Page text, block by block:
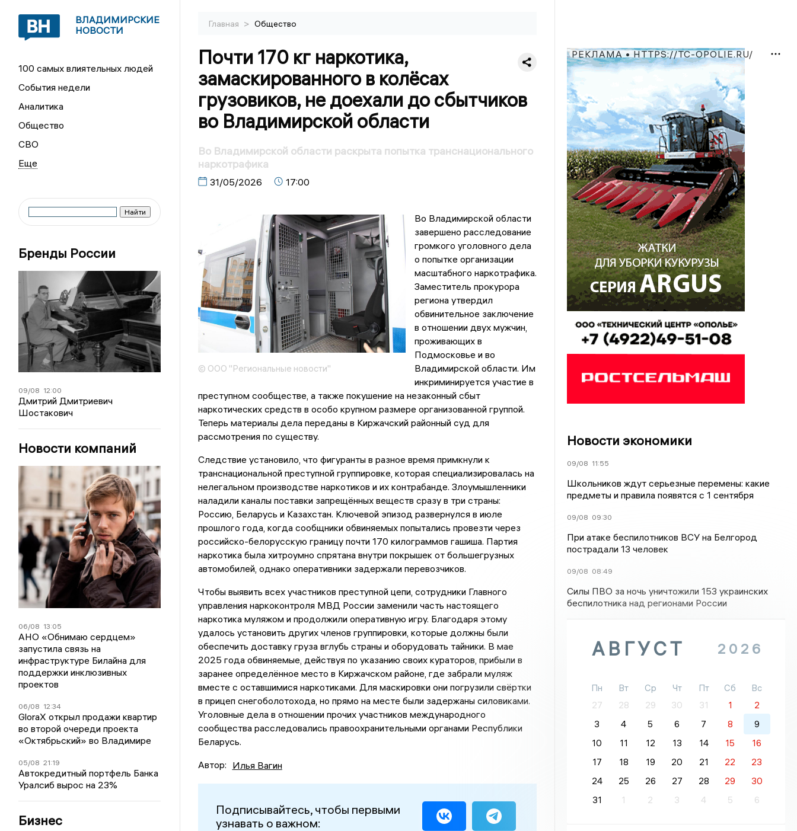
ВЛАДИМИРСКИЕ
НОВОСТИ
100 самых влиятельных людей
События недели
Аналитика
Общество
СВО
Бренды России
09/08 12:00
Дмитрий Дмитриевич
Шостакович
Новости компаний
06/08 13:05
АНО «Обнимаю сердцем»
запустила связь на
инфраструктуре Билайна для
поддержки инклюзивных
проектов
06/08 12:34
GloraX открыл продажи квартир
во второй очереди проекта
«Октябрьский» во Владимире
05/08 21:19
Автокредитный портфель Банка
Уралсиб вырос на 23%
Бизнес
Главная > Общество
Почти 170 кг наркотика,
замаскированного в колёсах
грузовиков, не доехали до сбытчиков
во Владимирской области
Во Владимирской области раскрыта попытка транснационального
наркотрафика
31/05/2026 17:00
© ООО "Региональные новости"
Во Владимирской области
завершено расследование
громкого уголовного дела
о попытке организации
масштабного наркотрафика.
Заместитель прокурора
региона утвердил
обвинительное заключение
в отношении двух мужчин,
проживающих в
Подмосковье и во
Владимирской области. Им
инкриминируется участие в
преступном сообществе, а также покушение на незаконный сбыт
наркотических средств в особо крупном размере организованной группой.
Теперь материалы дела переданы в Киржачский районный суд для
рассмотрения по существу.
Следствие установило, что фигуранты в разное время примкнули к
транснациональной преступной группировке, которая специализировалась на
нелегальном производстве наркотиков и их контрабанде. Злоумышленники
наладили каналы поставки запрещённых веществ сразу в три страны:
Россию, Беларусь и Казахстан. Ключевой эпизод развернулся в июле
прошлого года, когда сообщники обвиняемых попытались провезти через
российско-белорусскую границу почти 170 килограммов гашиша. Партия
наркотика была хитроумно спрятана внутри покрышек от большегрузных
автомобилей, однако оперативники задержали перевозчиков.
Чтобы выявить всех участников преступной цепи, сотрудники Главного
управления наркоконтроля МВД России заменили часть настоящего
наркотика муляжом и продолжили оперативную игру. Благодаря этому
удалось установить других членов группировки, которые должны были
обеспечить доставку груза вглубь страны и оборудовать тайники. В мае
2025 года обвиняемые, действуя по указанию своих кураторов, прибыли в
заранее определённое место в Киржачском районе, где забрали муляж
вместе с оставшимися наркотиками. Для маскировки они погрузили свёртки
в прицеп снегоболотохода, но прямо на месте были задержаны силовиками.
Уголовные дела в отношении прочих участников международного
сообщества расследовались правоохранительными органами Республики
Беларусь.
Автор: Илья Вагин
Подписывайтесь, чтобы первыми
узнавать о важном:
РЕКЛАМА • HTTPS://TC-OPOLIE.RU/
Новости экономики
09/08 11:55
Школьников ждут серьезные перемены: какие
предметы и правила появятся с 1 сентября
09/08 09:30
При атаке беспилотников ВСУ на Белгород
пострадали 13 человек
09/08 08:49
Силы ПВО за ночь уничтожили 153 украинских
беспилотника над регионами России
АВГУСТ 2026
Пн Вт Ср Чт Пт Сб
Вс
27
28 29 30 31 1
2
3
4 5 6 7 8
9
10
11 12 13 14 15
16
17
18 19 20 21 22
23
24
25 26 27 28 29
30
31
1 2 3 4 5 6